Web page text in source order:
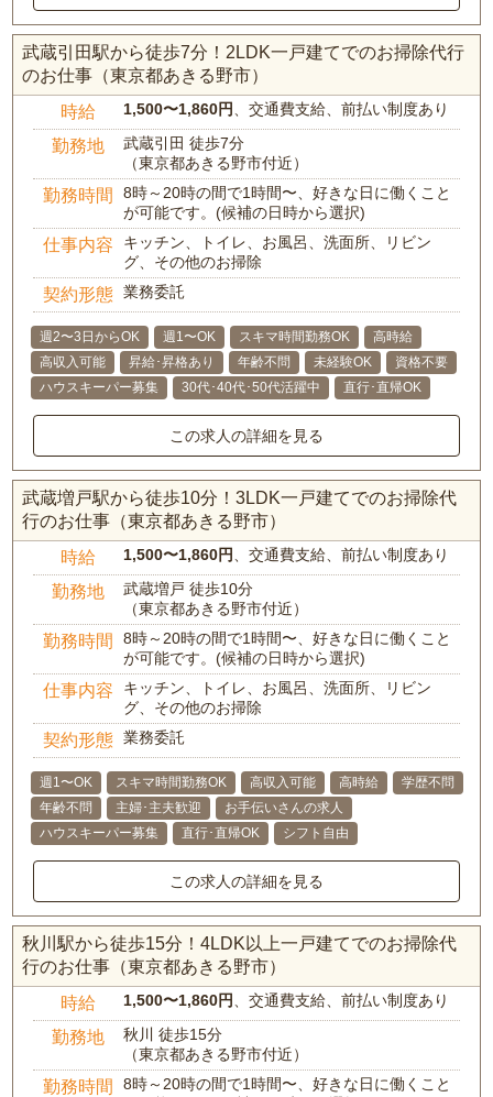
武蔵引田駅から徒歩7分！2LDK一戸建てでのお掃除代行
のお仕事（東京都あきる野市）
時給 1,500〜1,860円 、交通費支給、前払い制度あり
勤務地
武蔵引田 徒歩7分
（東京都あきる野市付近）
勤務時間
8時～20時の間で1時間〜、好きな日に働くこと
が可能です。(候補の日時から選択)
仕事内容
キッチン、トイレ、お風呂、洗面所、リビン
グ、その他のお掃除
契約形態 業務委託
週2〜3日からOK 週1〜OK スキマ時間勤務OK
高時給
高収入可能
昇給･昇格あり 年齢不問 未経験OK
資格不要
ハウスキーパー募集
30代･40代･50代活躍中 直行･直帰OK
この求人の詳細を見る
武蔵増戸駅から徒歩10分！3LDK一戸建てでのお掃除代
行のお仕事（東京都あきる野市）
時給 1,500〜1,860円 、交通費支給、前払い制度あり
勤務地
武蔵増戸 徒歩10分
（東京都あきる野市付近）
勤務時間
8時～20時の間で1時間〜、好きな日に働くこと
が可能です。(候補の日時から選択)
仕事内容
キッチン、トイレ、お風呂、洗面所、リビン
グ、その他のお掃除
契約形態 業務委託
週1〜OK スキマ時間勤務OK 高収入可能 高時給
学歴不問
年齢不問
主婦･主夫歓迎
お手伝いさんの求人
ハウスキーパー募集
直行･直帰OK シフト自由
この求人の詳細を見る
秋川駅から徒歩15分！4LDK以上一戸建てでのお掃除代
行のお仕事（東京都あきる野市）
時給 1,500〜1,860円 、交通費支給、前払い制度あり
勤務地
秋川 徒歩15分
（東京都あきる野市付近）
勤務時間
8時～20時の間で1時間〜、好きな日に働くこと